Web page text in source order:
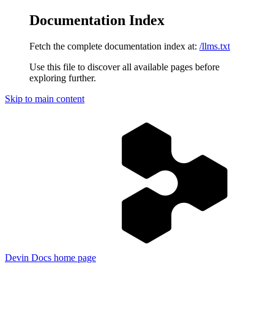
Documentation Index
Fetch the complete documentation index at: /llms.txt
Use this file to discover all available pages before
exploring further.
Skip to main content
Devin Docs home page